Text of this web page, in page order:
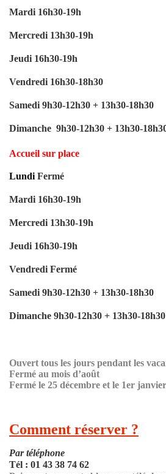
Mardi 16h30-19h
Mercredi 13h30-19h
Jeudi 16h30-19h
Vendredi 16h30-18h30
Samedi 9h30-12h30 + 13h30-18h30
Dimanche 9h30-12h30 + 13h30-
Accueil sur place
Lundi Fermé
Mardi 16h30-19h
Mercredi 13h30-19h
Jeudi 16h30-19h
Vendredi Fermé
Samedi 9h30-12h30 + 13h30-18h30
Dimanche 9h30-12h30 + 13h30-18h30
Ouvert tous les jours pendant les
Fermé au mois d’août
Fermé le 25 décembre et le 1er
Comment réserver ?
Par téléphone
Tél : 01 43 38 74 62